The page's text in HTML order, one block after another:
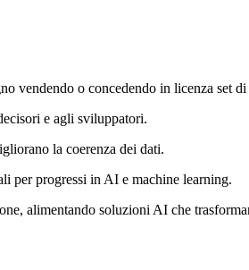
vendendo o concedendo in licenza set di
e agli sviluppatori.
la coerenza dei dati.
per progressi in AI e machine learning.
alimentando soluzioni AI che